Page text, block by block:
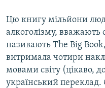
КРИМ РЕАЛІЇ
РУС
УКР
КТАТ
Цю книгу мільйони
алкоголізму, вважають
називають The Big
витримала чотири
мовами світу (цікаво,
український